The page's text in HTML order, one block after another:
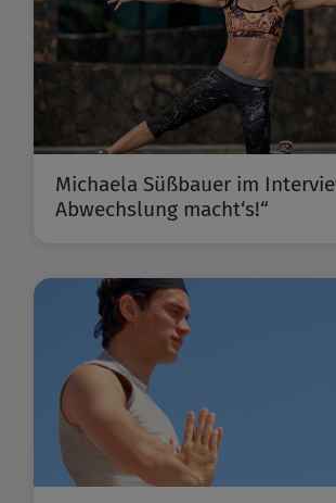
Michaela Süßbauer im
Abwechslung macht‘s!“